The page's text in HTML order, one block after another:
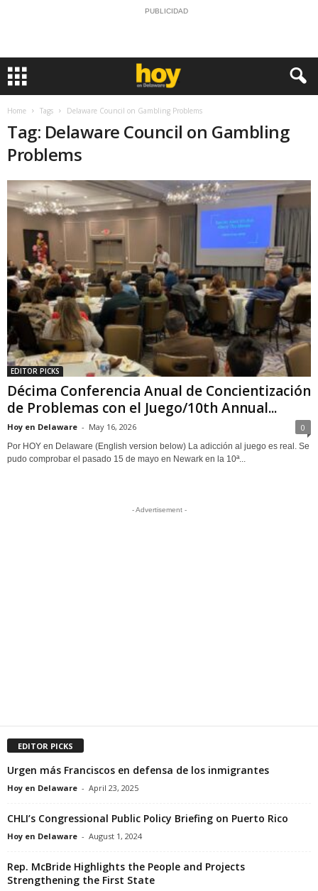
PUBLICIDAD
Home Tags Delaware Council on Gambling Problems
Tag: Delaware Council on Gambling
Problems
EDITOR PICKS
Décima Conferencia Anual de Concientización
de Problemas con el Juego/10th Annual...
Hoy en Delaware - May 16, 2026 0
Por HOY en Delaware (English version below) La adicción al juego es real. Se
pudo comprobar el pasado 15 de mayo en Newark en la 10ª...
- Advertisement -
EDITOR PICKS
Urgen más Franciscos en defensa de los inmigrantes
Hoy en Delaware - April 23, 2025
CHLI’s Congressional Public Policy Briefing on Puerto Rico
Hoy en Delaware - August 1, 2024
Rep. McBride Highlights the People and Projects
Strengthening the First State